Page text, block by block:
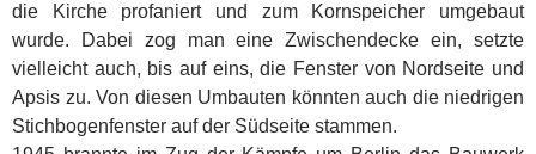
die Kirche profaniert und zum Kornspeicher umgebaut
wurde. Dabei zog man eine Zwischendecke ein, setzte
vielleicht auch, bis auf eins, die Fenster von Nordseite und
Apsis zu. Von diesen Umbauten könnten auch die niedrigen
Stichbogenfenster auf der Südseite stammen.